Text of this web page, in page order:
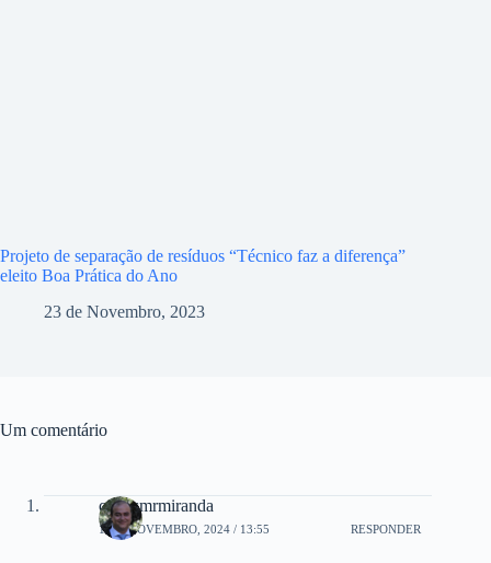
Projeto de separação de resíduos “Técnico faz a diferença”
eleito Boa Prática do Ano
23 de Novembro, 2023
Um comentário
carlosmrmiranda
1 DE NOVEMBRO, 2024 / 13:55 RESPONDER